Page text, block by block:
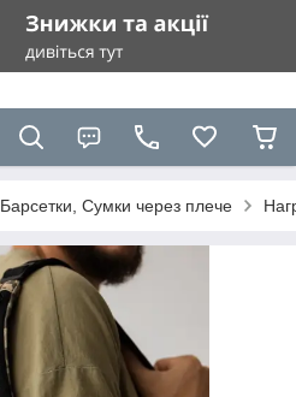
Барсетки, Сумки через плече